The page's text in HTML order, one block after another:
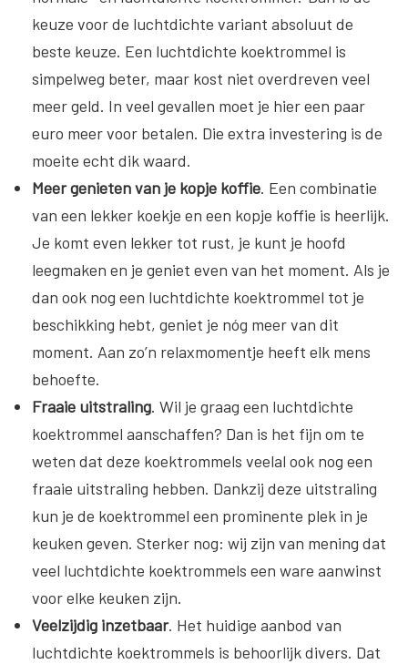
keuze voor de luchtdichte variant absoluut de
beste keuze. Een luchtdichte koektrommel is
simpelweg beter, maar kost niet overdreven veel
meer geld. In veel gevallen moet je hier een paar
euro meer voor betalen. Die extra investering is de
moeite echt dik waard.
Meer genieten van je kopje koffie. Een combinatie
van een lekker koekje en een kopje koffie is heerlijk.
Je komt even lekker tot rust, je kunt je hoofd
leegmaken en je geniet even van het moment. Als je
dan ook nog een luchtdichte koektrommel tot je
beschikking hebt, geniet je nóg meer van dit
moment. Aan zo’n relaxmomentje heeft elk mens
behoefte.
Fraaie uitstraling. Wil je graag een luchtdichte
koektrommel aanschaffen? Dan is het fijn om te
weten dat deze koektrommels veelal ook nog een
fraaie uitstraling hebben. Dankzij deze uitstraling
kun je de koektrommel een prominente plek in je
keuken geven. Sterker nog: wij zijn van mening dat
veel luchtdichte koektrommels een ware aanwinst
voor elke keuken zijn.
Veelzijdig inzetbaar. Het huidige aanbod van
luchtdichte koektrommels is behoorlijk divers. Dat